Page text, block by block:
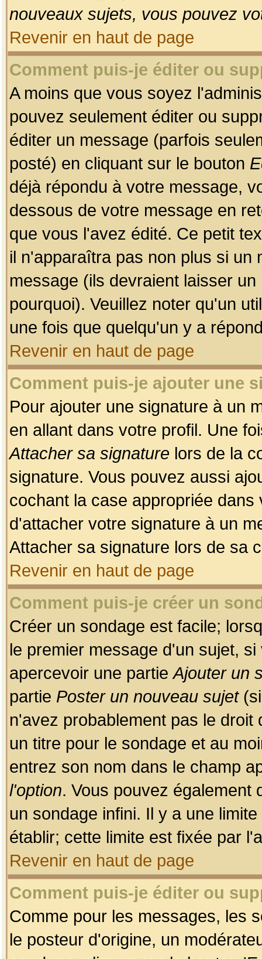
nouveaux sujets, vous pouvez
Revenir en haut de page
Comment puis-je éditer ou
A moins que vous soyez
pouvez seulement éditer ou
éditer un message (parfois
posté) en cliquant sur le bouton
déjà répondu à votre message,
dessous de votre message en
que vous l'avez édité. Ce petit
il n'apparaîtra pas non plus si un
message (ils devraient laisser
pourquoi). Veuillez noter qu'un
une fois que quelqu'un y a
Revenir en haut de page
Comment puis-je ajouter une
Pour ajouter une signature à un
en allant dans votre profil. Une
Attacher sa signature lors de la
signature. Vous pouvez aussi
cochant la case appropriée
d'attacher votre signature à un
Attacher sa signature lors de sa
Revenir en haut de page
Comment puis-je créer un
Créer un sondage est facile;
le premier message d'un sujet,
apercevoir une partieAjouter un
partie Poster un nouveau sujet(si
n'avez probablement pas le
un titre pour le sondage et au
entrez son nom dans le champ
l'option. Vous pouvez également
un sondage infini. Il y a une
établir; cette limite est fixée par
Revenir en haut de page
Comment puis-je éditer ou
Comme pour les messages, les
le posteur d'origine, un